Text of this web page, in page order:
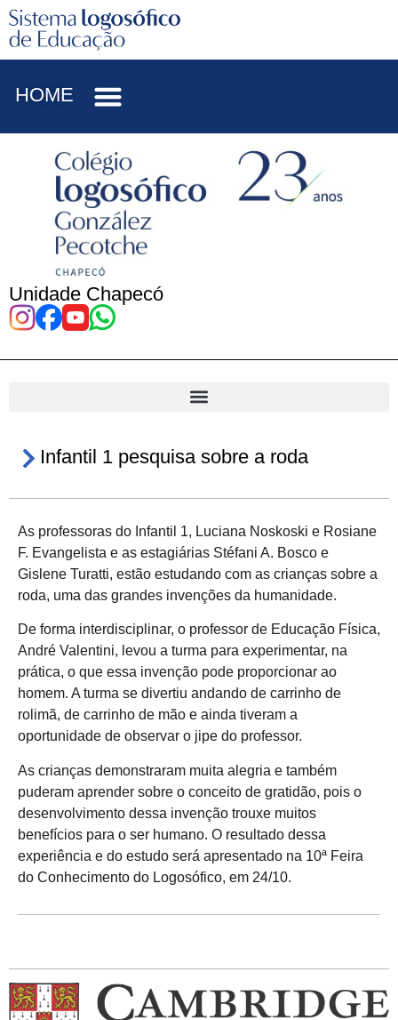
HOME
Unidade Chapecó
Infantil 1 pesquisa sobre a roda
As professoras do Infantil 1, Luciana Noskoski e Rosiane
F. Evangelista e as estagiárias Stéfani A. Bosco e
Gislene Turatti, estão estudando com as crianças sobre a
roda, uma das grandes invenções da humanidade.
De forma interdisciplinar, o professor de Educação Física,
André Valentini, levou a turma para experimentar, na
prática, o que essa invenção pode proporcionar ao
homem. A turma se divertiu andando de carrinho de
rolimã, de carrinho de mão e ainda tiveram a
oportunidade de observar o jipe do professor.
As crianças demonstraram muita alegria e também
puderam aprender sobre o conceito de gratidão, pois o
desenvolvimento dessa invenção trouxe muitos
benefícios para o ser humano. O resultado dessa
experiência e do estudo será apresentado na 10ª Feira
do Conhecimento do Logosófico, em 24/10.